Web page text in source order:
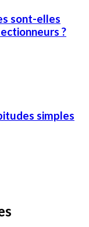
sont-elles
?
simples